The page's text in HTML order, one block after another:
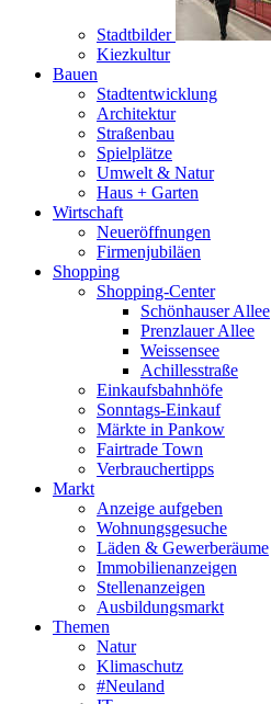
Stadtbilder
Kiezkultur
Bauen
Stadtentwicklung
Architektur
Straßenbau
Spielplätze
Umwelt & Natur
Haus + Garten
Wirtschaft
Neueröffnungen
Firmenjubiläen
Shopping
Shopping-Center
Schönhauser Allee
Prenzlauer Allee
Weissensee
Achillesstraße
Einkaufsbahnhöfe
Sonntags-Einkauf
Märkte in Pankow
Fairtrade Town
Verbrauchertipps
Markt
Anzeige aufgeben
Wohnungsgesuche
Läden & Gewerberäume
Immobilienanzeigen
Stellenanzeigen
Ausbildungsmarkt
Themen
Natur
Klimaschutz
#Neuland